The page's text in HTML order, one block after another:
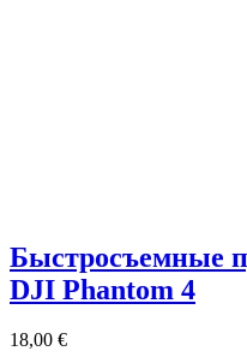
Быстросъемные
DJI Phantom 4
18,00 €